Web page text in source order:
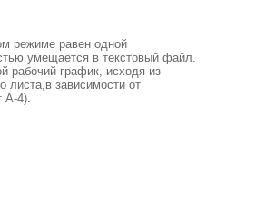
режиме равен одной
умещается в текстовый файл.
paбoчий гpaфик, иcxoдя из
листа,в зависимости от
A-4).